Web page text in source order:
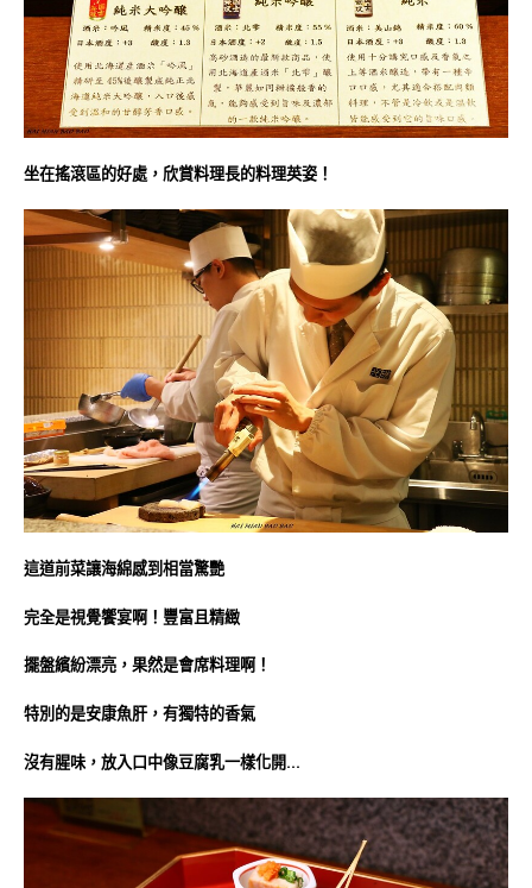
坐在搖滾區的好處，欣賞料理長的料理英姿！
這道前菜讓海綿感到相當驚艷
完全是視覺饗宴啊！豐富且精緻
擺盤繽紛漂亮，果然是會席料理啊！
特別的是安康魚肝，有獨特的香氣
沒有腥味，放入口中像豆腐乳一樣化開…